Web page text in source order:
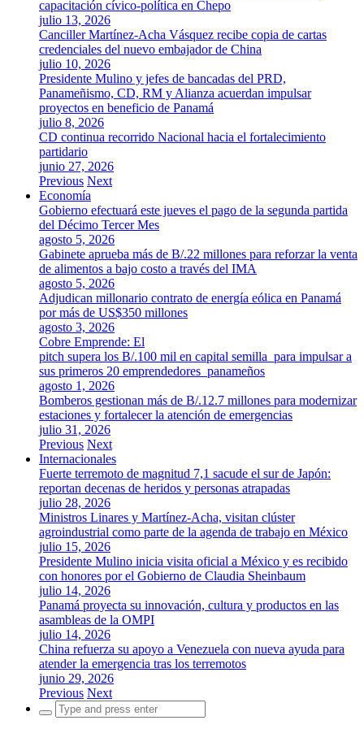
capacitación cívico-política en Chepo
julio 13, 2026
Canciller Martínez-Acha Vásquez recibe copia de cartas
credenciales del nuevo embajador de China
julio 10, 2026
Presidente Mulino y jefes de bancadas del PRD,
Panameñismo, CD, RM y Alianza acuerdan impulsar
proyectos en beneficio de Panamá
julio 8, 2026
CD continua recorrido Nacional hacia el fortalecimiento
partidario
junio 27, 2026
Previous Next
Economía
Gobierno efectuará este jueves el pago de la segunda partida
del Décimo Tercer Mes
agosto 5, 2026
Gabinete aprueba más de B/.22 millones para reforzar la venta
de alimentos a bajo costo a través del IMA
agosto 5, 2026
Adjudican millonario contrato de energía eólica en Panamá
por más de US$350 millones
agosto 3, 2026
Cobre Emprende: El
pitch supera los B/.100 mil en capital semilla para impulsar a
sus primeros 20 emprendedores panameños
agosto 1, 2026
Bomberos gestionan más de B/.12.7 millones para modernizar
estaciones y fortalecer la atención de emergencias
julio 31, 2026
Previous Next
Internacionales
Fuerte terremoto de magnitud 7,1 sacude el sur de Japón:
reportan decenas de heridos y personas atrapadas
julio 28, 2026
Ministros Linares y Martínez-Acha, visitan clúster
agroindustrial como parte de la agenda de trabajo en México
julio 15, 2026
Presidente Mulino inicia visita oficial a México y es recibido
con honores por el Gobierno de Claudia Sheinbaum
julio 14, 2026
Panamá proyecta su innovación, cultura y productos en las
asambleas de la OMPI
julio 14, 2026
China refuerza su apoyo a Venezuela con nueva ayuda para
atender la emergencia tras los terremotos
junio 29, 2026
Previous Next
Search
for: